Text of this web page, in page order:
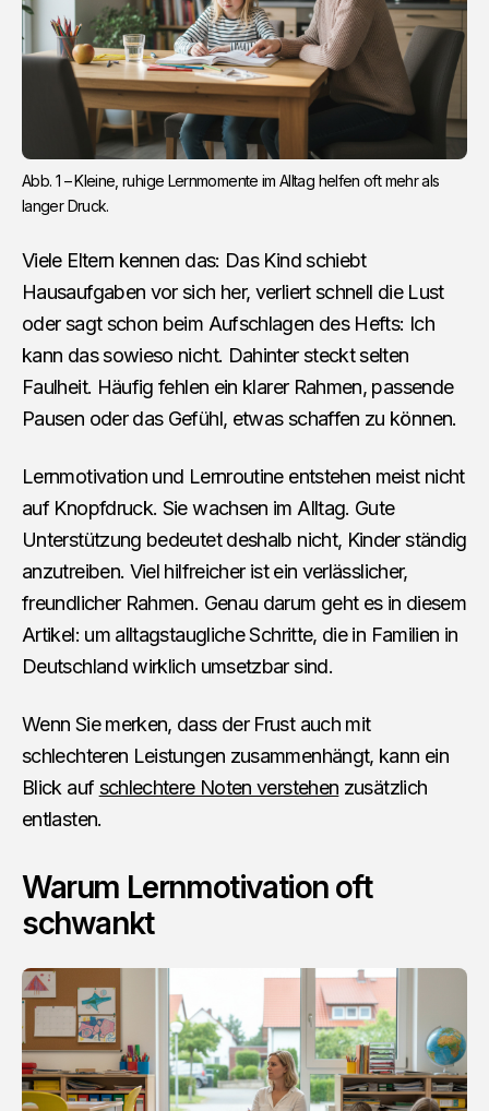
Abb. 1 – Kleine, ruhige Lernmomente im Alltag helfen oft mehr als
langer Druck.
Viele Eltern kennen das: Das Kind schiebt
Hausaufgaben vor sich her, verliert schnell die Lust
oder sagt schon beim Aufschlagen des Hefts: Ich
kann das sowieso nicht. Dahinter steckt selten
Faulheit. Häufig fehlen ein klarer Rahmen, passende
Pausen oder das Gefühl, etwas schaffen zu können.
Lernmotivation und Lernroutine entstehen meist nicht
auf Knopfdruck. Sie wachsen im Alltag. Gute
Unterstützung bedeutet deshalb nicht, Kinder ständig
anzutreiben. Viel hilfreicher ist ein verlässlicher,
freundlicher Rahmen. Genau darum geht es in diesem
Artikel: um alltagstaugliche Schritte, die in Familien in
Deutschland wirklich umsetzbar sind.
Wenn Sie merken, dass der Frust auch mit
schlechteren Leistungen zusammenhängt, kann ein
Blick aufschlechtere Noten verstehen zusätzlich
entlasten.
Warum Lernmotivation oft
schwankt